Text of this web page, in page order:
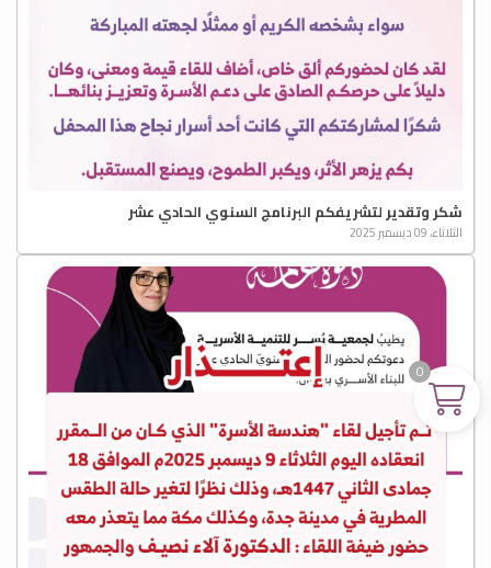
شكر وتقدير لتشريفكم البرنامج السنوي الحادي عشر
الثلاثاء، 09 ديسمبر 2025
0